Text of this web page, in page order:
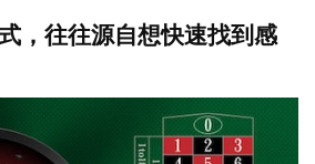
，往往源自想快速找到感